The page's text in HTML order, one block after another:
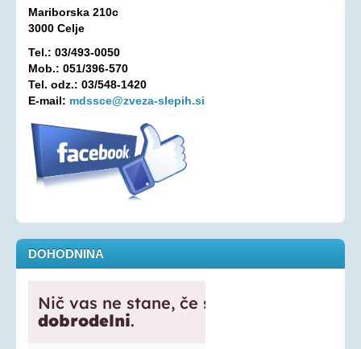
Oprostitev plačila RTV prispevka
OSEBNA ASISTENCA
KONTAKT
Mariborska 210c
3000 Celje
Tel.: 03/493-0050
Mob.: 051/396-570
Tel. odz.: 03/548-1420
E-mail: mdssce@zveza-slepih.si
DOHODNINA